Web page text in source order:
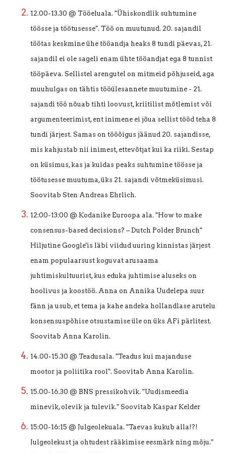
12.00-13.30 @ Tööeluala. "Ühiskondlik suhtumine
töösse ja töötusesse". Töö on muutunud. 20. sajandil
töötas keskmine ühe tööandja heaks 8 tundi päevas, 21.
sajandil ei ole sageli enam ühte tööandjat ega 8 tunnist
tööpäeva. Sellistel arengutel on mitmeid põhjuseid, aga
muuhulgas on tähtis tööülesannete muutumine - 21.
sajandi töö nõuab tihti loovust, kriitilist mõtlemist või
argumenteerimist, ent inimene ei jõua sellist tööd teha 8
tundi järjest. Samas on tööõigus jäänud 20. sajandisse,
mis kahjustab nii inimest, ettevõtjat kui ka riiki. Sestap
on küsimus, kas ja kuidas peaks suhtumine töösse ja
töötusesse muutuma, üks 21. sajandi võtmeküsimusi.
Soovitab Sten Andreas Ehrlich.
12:00-13:00 @ Kodanike Euroopa ala. "How to make
consensus-based decisions? – Dutch Polder Brunch"
Hiljutine Google'is läbi viidud uuring kinnistas järjest
enam populaarsust koguvat arusaama
juhtimiskultuurist, kus eduka juhtimise aluseks on
hoolivus ja koostöö. Anna on Annika Uudelepa suur
fänn ja usub, et tema ja kahe andeka hollandlase arutelu
konsensuspõhise otsustamise üle on üks AFi pärlitest.
Soovitab Anna Karolin.
14.00-15.30 @ Teadusala. "Teadus kui majanduse
mootor ja poliitika rool". Soovitab Anna Karolin.
15.00-16.30 @ BNS pressikohvik. "Uudismeedia
minevik, olevik ja tulevik." Soovitab Kaspar Kelder
15:00-16:15 @ Julgeolekuala. "Taevas kukub alla!?!
Julgeolekust ja ohtudest rääkimise eesmärk ning mõju."